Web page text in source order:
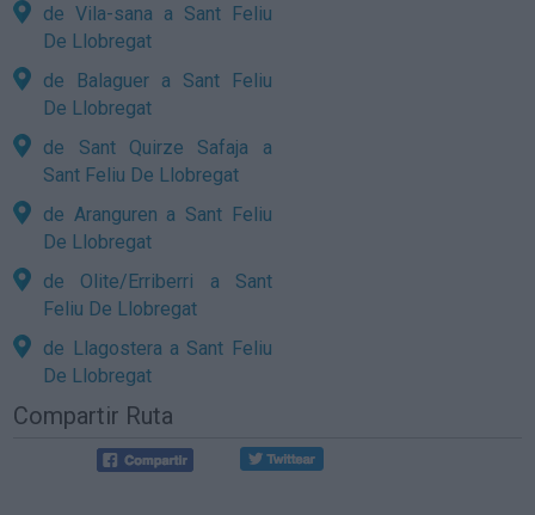
de Vila-sana a Sant Feliu
De Llobregat
de Balaguer a Sant Feliu
De Llobregat
de Sant Quirze Safaja a
Sant Feliu De Llobregat
de Aranguren a Sant Feliu
De Llobregat
de Olite/Erriberri a Sant
Feliu De Llobregat
de Llagostera a Sant Feliu
De Llobregat
Compartir Ruta